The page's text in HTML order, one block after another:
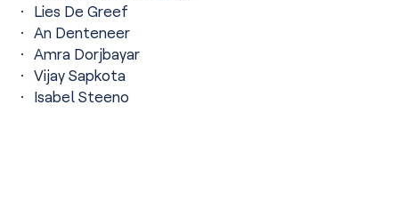
Lies De Greef
An Denteneer
Amra Dorjbayar
Vijay Sapkota
Isabel Steeno